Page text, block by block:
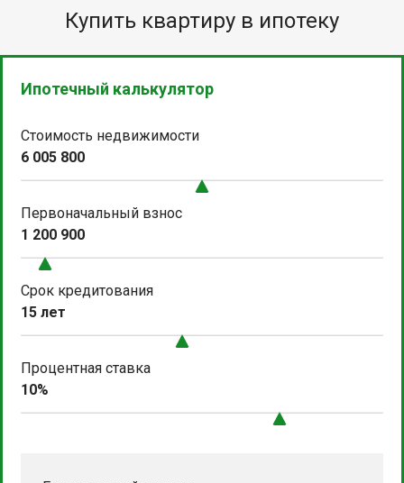
Купить квартиру в ипотеку
Ипотечный калькулятор
Стоимость недвижимости
6 005 800
Первоначальный взнос
1 200 900
Срок кредитования
15 лет
Процентная ставка
10%